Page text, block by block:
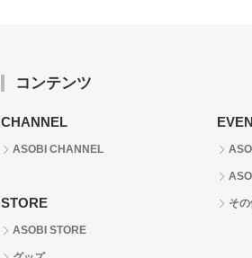
コンテンツ
CHANNEL
ASOBI CHANNEL
STORE
ASOBI STORE
そ